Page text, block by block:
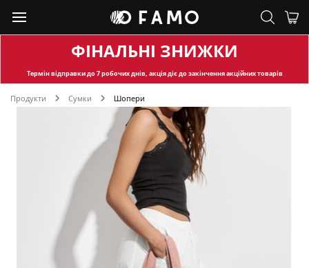
ФІНАЛЬНІ ЗНИЖКИ
Термін відправкидо 7 робочих днів, акція діє до закінчення акційних товарів
Продукти Сумки Шопери